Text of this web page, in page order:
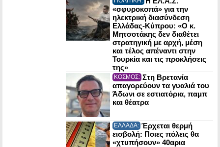
«σφυροκοπά» για την
ηλεκτρική διασύνδεση
Ελλάδας-Κύπρου: «Ο κ.
Μητσοτάκης δεν διαθέτει
στρατηγική με αρχή, μέση
και τέλος απέναντι στην
Τουρκία και τις προκλήσεις
της»
ΚΟΣΜΟΣ: Στη Βρετανία
απαγορεύουν τα γυαλιά του
Άδωνι σε εστιατόρια, παμπ
και θέατρα
ΕΛΛΑΔΑ: Έρχεται θερμή
εισβολή: Ποιες πόλεις θα
«χτυπήσουν» 40αρια